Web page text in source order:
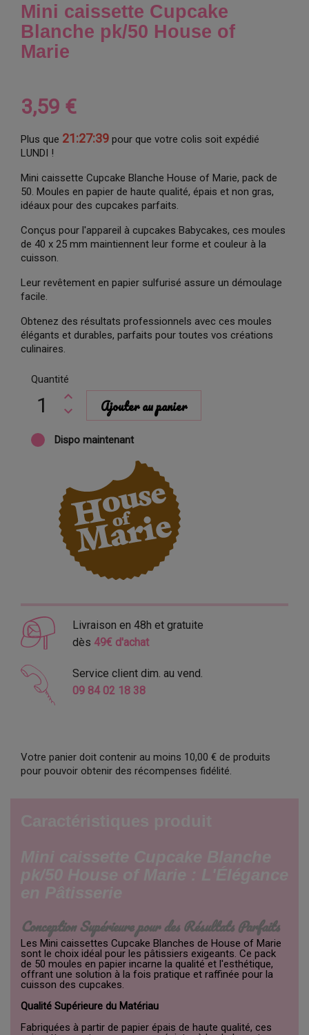
Mini caissette Cupcake
Blanche pk/50 House of
Marie
3,59 €
Plus que 21:27:38 pour que votre colis soit expédié
LUNDI !
Mini caissette Cupcake Blanche House of Marie, pack de
50. Moules en papier de haute qualité, épais et non gras,
idéaux pour des cupcakes parfaits.
Conçus pour l'appareil à cupcakes Babycakes, ces moules
de 40 x 25 mm maintiennent leur forme et couleur à la
cuisson.
Leur revêtement en papier sulfurisé assure un démoulage
facile.
Obtenez des résultats professionnels avec ces moules
élégants et durables, parfaits pour toutes vos créations
culinaires.
Quantité
Ajouter au panier
Dispo maintenant
Livraison en 48h et gratuite
dès 49€ d'achat
Service client dim. au vend.
09 84 02 18 38
Votre panier doit contenir au moins 10,00 € de produits
pour pouvoir obtenir des récompenses fidélité.
Conception Supérieure pour des Résultats Parfaits
Les Mini caissettes Cupcake Blanches de House of Marie
sont le choix idéal pour les pâtissiers exigeants. Ce pack
de 50 moules en papier incarne la qualité et l'esthétique,
offrant une solution à la fois pratique et raffinée pour la
cuisson des cupcakes.
Qualité Supérieure du Matériau
Fabriquées à partir de papier épais de haute qualité, ces